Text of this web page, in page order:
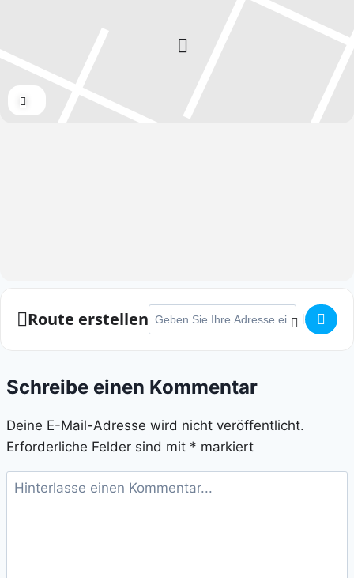
Route erstellen Adresse - Hardter Karnevalslauf []
Schreibe einen Kommentar
Deine E-Mail-Adresse wird nicht veröffentlicht.
Erforderliche Felder sind mit * markiert